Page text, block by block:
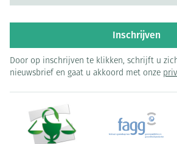
Inschrijven
Door op inschrijven te klikken, schrijft u
nieuwsbrief en gaat u akkoord met onze